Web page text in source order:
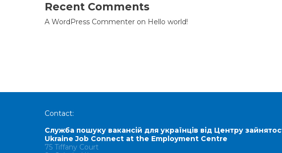
Recent Comments
A WordPress Commenter on Hello world!
Contact:
Служба пошуку вакансій для українців від Центру
Ukraine Job Connect at the Employment Centre
75 Tiffany Court